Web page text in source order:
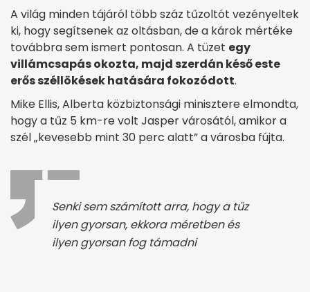
A világ minden tájáról több száz tűzoltót vezényeltek
ki, hogy segítsenek az oltásban, de a károk mértéke
továbbra sem ismert pontosan. A tüzet egy
villámcsapás okozta, majd szerdán késő este
erős széllökések hatására fokozódott.
Mike Ellis, Alberta közbiztonsági minisztere elmondta,
hogy a tűz 5 km-re volt Jasper városától, amikor a
szél „kevesebb mint 30 perc alatt” a városba fújta.
Senki sem számított arra, hogy a tűz
ilyen gyorsan, ekkora méretben és
ilyen gyorsan fog támadni